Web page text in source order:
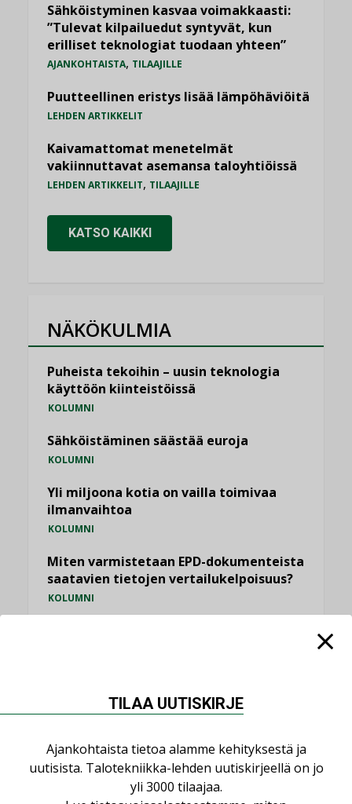
Sähköistyminen kasvaa voimakkaasti:
”Tulevat kilpailuedut syntyvät, kun
erilliset teknologiat tuodaan yhteen”
AJANKOHTAISTA, TILAAJILLE
Puutteellinen eristys lisää lämpöhäviöitä
LEHDEN ARTIKKELIT
Kaivamattomat menetelmät
vakiinnuttavat asemansa taloyhtiöissä
LEHDEN ARTIKKELIT, TILAAJILLE
KATSO KAIKKI
NÄKÖKULMIA
Puheista tekoihin – uusin teknologia
käyttöön kiinteistöissä
KOLUMNI
Sähköistäminen säästää euroja
KOLUMNI
Yli miljoona kotia on vailla toimivaa
ilmanvaihtoa
KOLUMNI
Miten varmistetaan EPD-dokumenteista
saatavien tietojen vertailukelpoisuus?
KOLUMNI
KATSO KAIKKI
TILAA UUTISKIRJE
Ajankohtaista tietoa alamme kehityksestä ja
uutisista. Talotekniikka-lehden uutiskirjeellä on jo
yli 3000 tilaajaa.